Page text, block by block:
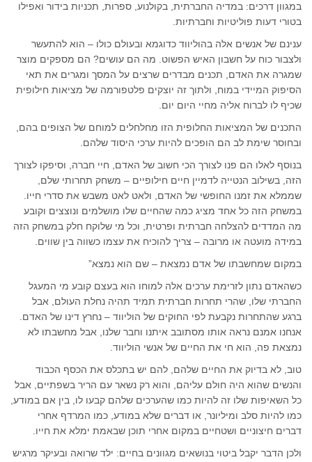
במגוון דרכים: במדיה החברתית, בקולנוע, ספרות, תכניות בידור ואפילו
בטורי דעות פוליטיות וחברתיות.
ענינם של אנשים אלה בהוליווד כדוגמא ובעולם כולו – הוא להתעשר
ולצבור כוח על חשבון האיש הפשוט. מה הם עושים? הם מספקים מוצר
שמגרה את האדם, תכנים מבדרים שרצים על המסך ומגרים את תאי
הסיפוק המיידי במוח, ולתוך זה יוצקים פלטפורמה של מציאות חילופית
שכיף לו לברוח אליה מחיי היום יום.
התכנים של המציאות החלופית הזו מחלחלים למוחם של הצופים בהם,
ובחוסר שימת לב הם הופכים להיות ערכי היסוד שלהם.
בנוסף לאלו הם פנו לצורך הכי חשוב של האדם, חיי חברה, וסיפקו לצורך
הזה, בשילוב הנטייה לדמיין חיים חילופיים – משחק תחרותי שלם,
שממלא את זמנו החופשי של האדם, ולאט לאט משבש את סדרי חייו.
במשחק הזה כל אחד מציג כמה שהחיים שלו מושלמים ונוצצים וקובע
מה המדדים להצלחה חברתית ופרטית, וכל מי שלוקח חלק במשחק הזה
במידה מועטה או מרובה – צריך להוכיח את עצמו כשווה בין שווים.
במקום שמחשבתו של אדם נמצאת – שם הוא נמצא”
כשהאדם נתון לזרימת ערכים אלה למוחו הוא בעצם קובע מי המעגל
החברתי שלו, שהרי תחרות חברתית תמיד תהיה נחלת העולם, אבל
ברגע שהתחרות נקבעת לפי החוקים של הוליווד – נחרץ דינו של האדם.
אנחנו אמנם נראה אותו מסתובב איתנו וחבר שלנו, אבל מחשבתו לא
נמצאת פה, הוא חי את החיים של אנשי הוליווד.
טוב, לא בדיוק את החיים שלהם, להם יש בתכלס את הכסף הכבוד
והנשים שהוא היה חולם עליהם, והוא רק נשאר עם הריר בשפתיים, אבל
כל השאיפות שלו זה להיות כמו שהערכים שלהם קבעו לו, בין אם במודע,
כמו להיות סלב ומיליונר, או דברים שלא במודע, כמו המרדף אחרי
דברים חיצוניים ושטחיים במקום אחרי תוכן שבאמת ימלא את חייו.
ולכן הדבר יקבל ביטוי בנושאים מגוונים בחיים: ילד שרואה ובעיקר מרגיש